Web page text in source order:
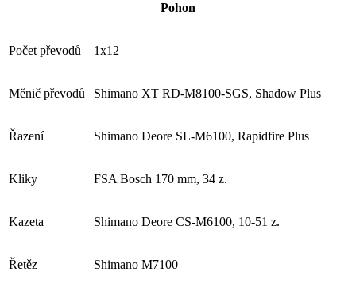
Pohon
Počet převodů 1x12
Měnič převodů Shimano XT RD-M8100-SGS, Shadow Plus
Řazení Shimano Deore SL-M6100, Rapidfire Plus
Kliky FSA Bosch 170 mm, 34 z.
Kazeta Shimano Deore CS-M6100, 10-51 z.
Řetěz Shimano M7100